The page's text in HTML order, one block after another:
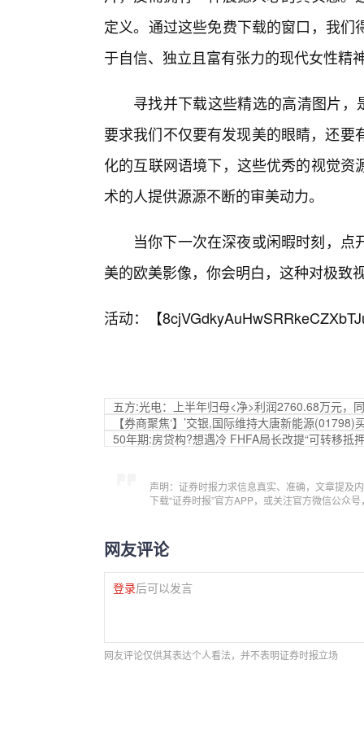
定义。通过这些免费下载的窗口，我
于自信、独立且富有张力的现代女性精
寻找并下载这些精选的高清图片
要求我们不仅要有发现美的眼睛，还
化的互联网语境下，这些优秀的视觉
术的人提供源源不断的审美动力。
当你下一次在深夜或闲暇时刻，
美的欧美影像，你会明白，这种对极致
活动：【
五方:光电：上半年归母<净>利润2760.68万元，
【券商聚焦‘】’交银,国际维持大唐新能源
50年期:房贷构?想遇冷 FHFA局长改提“可转移抵
声明：证券时报力求信息真实、准确，文章提及
下载“证券时报”官方APP，或关注官方微信公众
网友评论
登录后可以发言
网友评论仅供其表达个人看法，并不表明证券时报立场